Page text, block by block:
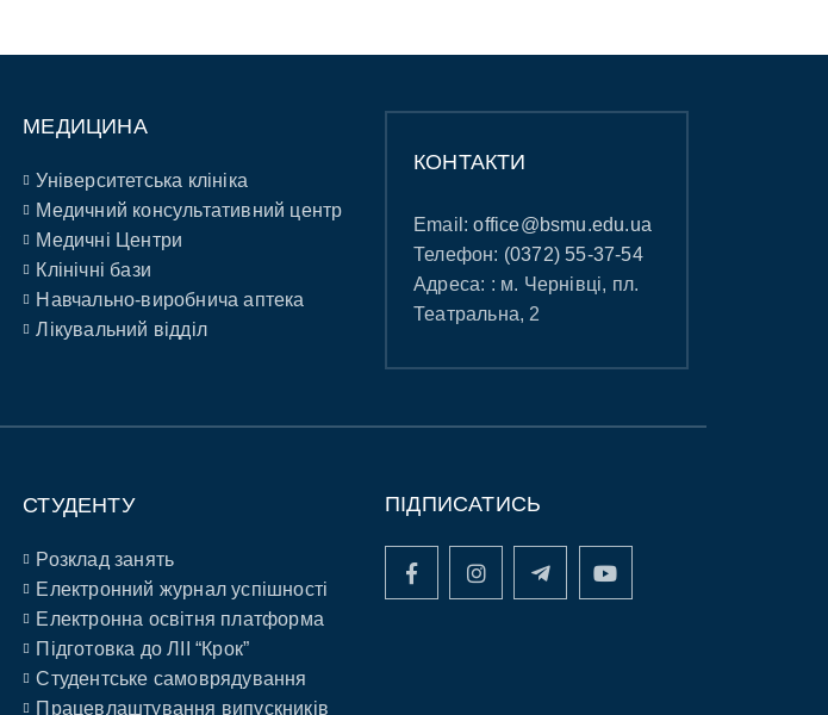
МЕДИЦИНА
Університетська клініка
Медичний консультативний центр
Медичні Центри
Клінічні бази
Навчально-виробнича аптека
Лікувальний відділ
КОНТАКТИ
Email:office@bsmu.edu.ua
Телефон: (0372) 55-37-54
Адреса: : м. Чернівці, пл.
Театральна, 2
СТУДЕНТУ
Розклад занять
Електронний журнал успішності
Електронна освітня платформа
Підготовка до ЛІІ “Крок”
Студентське самоврядування
Працевлаштування випускників
ПІДПИСАТИСЬ